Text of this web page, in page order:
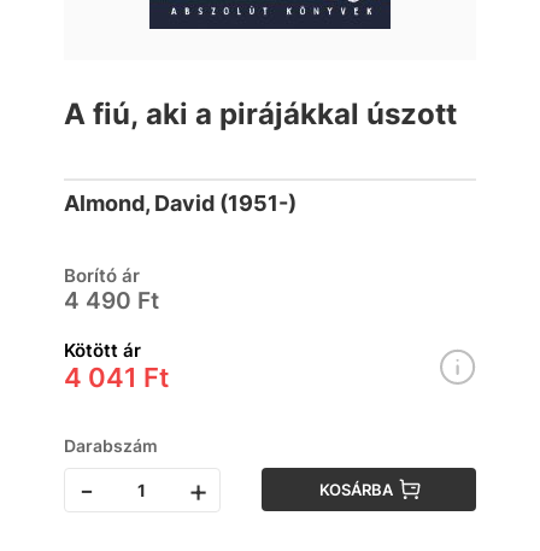
A fiú, aki a pirájákkal úszott
Almond, David (1951-)
Borító ár
4 490 Ft
Kötött ár
4 041 Ft
Darabszám
- + KOSÁRBA